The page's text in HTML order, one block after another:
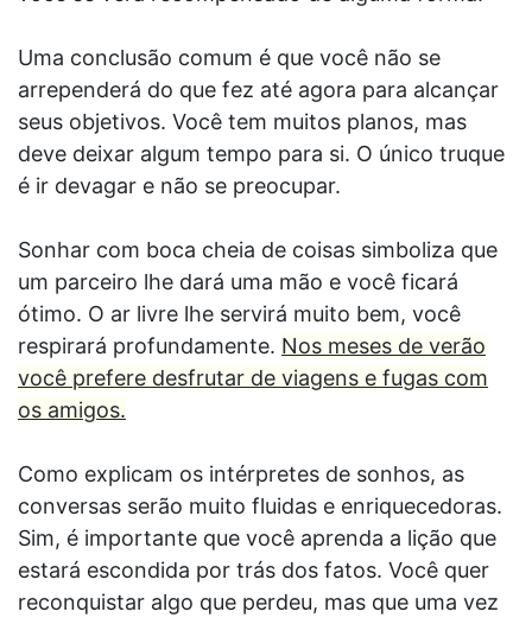
Uma conclusão comum é que você não se
arrependerá do que fez até agora para alcançar
seus objetivos. Você tem muitos planos, mas
deve deixar algum tempo para si. O único truque
é ir devagar e não se preocupar.
Sonhar com boca cheia de coisas simboliza que
um parceiro lhe dará uma mão e você ficará
ótimo. O ar livre lhe servirá muito bem, você
respirará profundamente. Nos meses de verão
você prefere desfrutar de viagens e fugas com
os amigos.
Como explicam os intérpretes de sonhos, as
conversas serão muito fluidas e enriquecedoras.
Sim, é importante que você aprenda a lição que
estará escondida por trás dos fatos. Você quer
reconquistar algo que perdeu, mas que uma vez